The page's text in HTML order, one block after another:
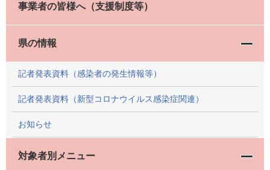
事業者の皆様へ（支援制度等）
県の情報
記者発表資料（感染者の発生情報等）
記者発表資料（新型コロナウイルス感染症関連）
お知らせ
対象者別メニュー